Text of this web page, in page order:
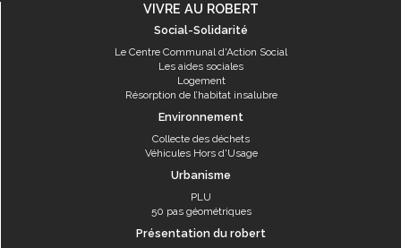
VIVRE AU ROBERT
Social-Solidarité
Le Centre Communal d'Action Social
Les aides sociales
Logement
Résorption de l’habitat insalubre
Environnement
Collecte des déchets
Véhicules Hors d'Usage
Urbanisme
PLU
50 pas géométriques
Présentation du robert